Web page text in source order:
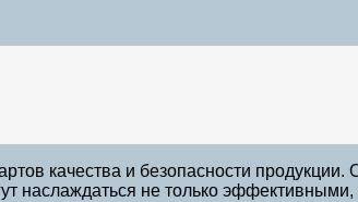
качества и безопасности
наслаждаться не только